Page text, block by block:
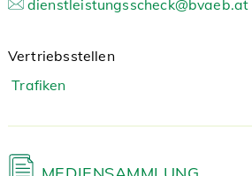
dienstleistungsscheck@bvaeb.at
Vertriebsstellen
Trafiken